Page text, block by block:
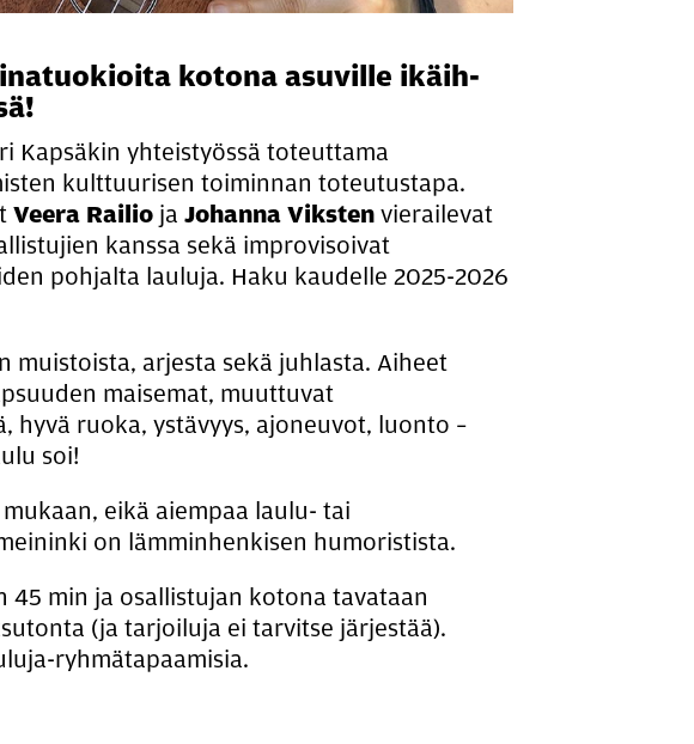
kotona asu­vil­le ikäih­
Kapsäkin yhteistyössä toteuttama
kulttuurisen toiminnan toteutustapa.
Veera Railio ja Johanna Viksten vierailevat
kanssa sekä improvisoivat
pohjalta lauluja. Haku kaudelle 2025-2026
arjesta sekä juhlasta. Aiheet
maisemat, muuttuvat
hyvä ruoka, ystävyys, ajoneuvot, luonto –
soi!
eikä aiempaa laulu- tai
on lämminhenkisen humoristista.
min ja osallistujan kotona tavataan
(ja tarjoiluja ei tarvitse järjestää).
ryhmätapaamisia.